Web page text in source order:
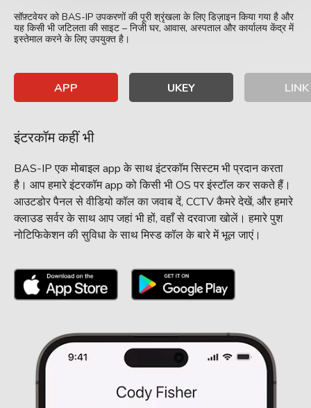
सॉफ़्टवेयर को BAS-IP उपकरणों की पूरी श्रृंखला के लिए डिज़ाइन किया गया है और
यह किसी भी जटिलता की साइट – निजी घर, आवास, अस्पताल और कार्यालय केंद्र में
इस्तेमाल करने के लिए उपयुक्त है।
APP UKEY LINK
इंटरकॉम कहीं भी
BAS-IP एक मोबाइल app के साथ इंटरकॉम सिस्टम भी प्रदान करता
है। आप हमारे इंटरकॉम app को किसी भी OS पर इंस्टॉल कर सकते हैं।
आउटडोर पैनल से वीडियो कॉल का जवाब दें, CCTV कैमरे देखें, और हमारे
क्लाउड सर्वर के साथ आप जहां भी हों, वहाँ से दरवाजा खोलें। हमारे पुश
नोटिफिकेशन की सुविधा के साथ मिस्ड कॉल के बारे में भूल जाएं।